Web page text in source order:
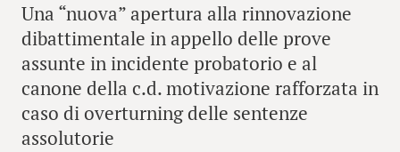
Una “nuova” apertura alla rinnovazione
dibattimentale in appello delle prove
assunte in incidente probatorio e al
canone della c.d. motivazione rafforzata in
caso di overturning delle sentenze
assolutorie